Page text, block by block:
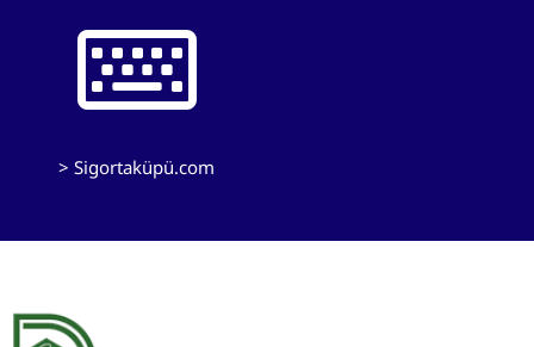
> Sigortaküpü.com